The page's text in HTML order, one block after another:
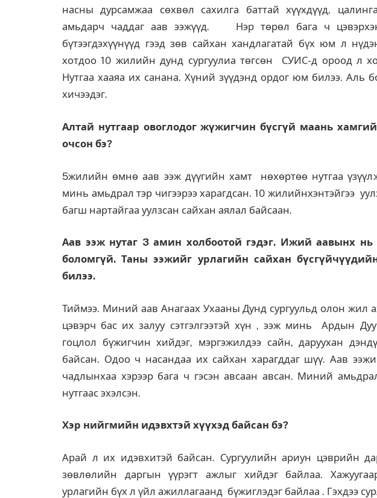
насны дурсамжаа сөхвөл сахилга баттай хүүхдүүд,
амьдарч чаддаг аав ээжүүд. Нэр төрөл бага ч
бүтээгдэхүүнүүд гээд зөв сайхан хандлагатай бүх юм л
хотдоо 10 жилийн дунд сургуулиа төгсөн СУИС-д ороод
Нутгаа хааяа их санана. Хүний зүүдэнд ордог юм билээ. Аль
хичээдэг.
Алтай нутгаар овоглодог жүжигчин бүсгүй маань
очсон бэ?
5жилийн өмнө аав ээж дүүгийн хамт нөхөртөө нутгаа
минь амьдрал тэр чигээрээ харагдсан. 10 жилийнхэнтэйгээ
багш нартайгаа уулзсан сайхан аялал байсаан.
Аав ээж нутаг 3 амин холбоотой гэдэг. Ижий аавынх нь
боломгүй. Таны ээжийг урлагийн сайхан
билээ.
Тиймээ. Миний аав Анагаах Ухааны Дунд сургуульд олон жил
цэвэрч бас их залуу сэтгэлгээтэй хүн , ээж минь Ардын
гоцлол бүжигчин хийдэг, мэргэжилдээ сайн, даруухан
байсан. Одоо ч насандаа их сайхан харагддаг шүү. Аав
чадлынхаа хэрээр бага ч гэсэн авсаан авсан. Миний
нутгаас эхэлсэн.
Хэр нийгмийн идэвхтэй хүүхэд байсан бэ?
Арай л их идэвхитэй байсан. Сургуулийн ариун цэврийн
зөвлөлийн даргын үүрэгт ажлыг хийдэг байлаа.
урлагийн бүх л үйл ажиллагаанд бүжиглэдэг байлаа . Гэхдээ